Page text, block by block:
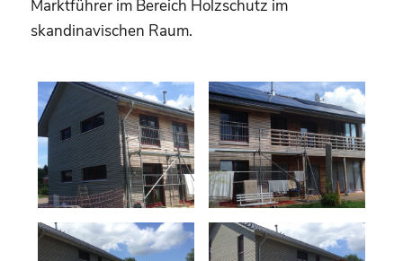
Marktführer im Bereich Holzschutz im
skandinavischen Raum.